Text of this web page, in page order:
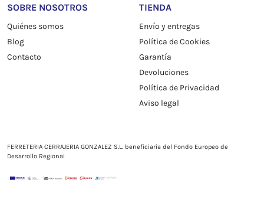
SOBRE NOSOTROS
Quiénes somos
Blog
Contacto
TIENDA
Envío y entregas
Política de Cookies
Garantía
Devoluciones
Política de Privacidad
Aviso legal
FERRETERIA CERRAJERIA GONZALEZ S.L. beneficiaria del Fondo Europeo de
Desarrollo Regional